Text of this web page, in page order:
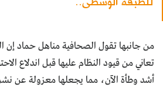
من جانبها تقول الصحافية مناهل حماد إن
تعاني من قيود النظام عليها قبل اندلاع
أشد وطأة الآن، مما يجعلها معزولة عن